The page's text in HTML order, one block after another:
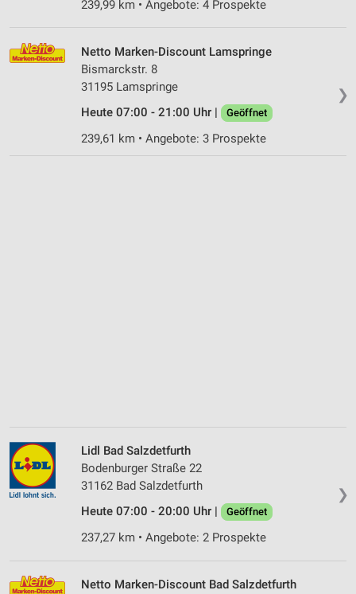
239,99 km • Angebote: 4 Prospekte
❯
Netto Marken-Discount Lamspringe
Bismarckstr. 8
31195 Lamspringe
Heute 07:00 - 21:00 Uhr |
Geöffnet
239,61 km • Angebote: 3 Prospekte
❯
Lidl Bad Salzdetfurth
Bodenburger Straße 22
31162 Bad Salzdetfurth
Heute 07:00 - 20:00 Uhr |
Geöffnet
237,27 km • Angebote: 2 Prospekte
Netto Marken-Discount Bad Salzdetfurth